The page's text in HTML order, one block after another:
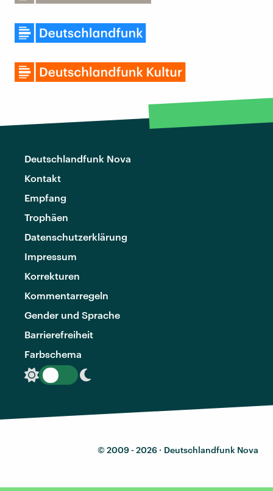
Deutschlandfunk Nova
Kontakt
Empfang
Trophäen
Datenschutzerklärung
Impressum
Korrekturen
Kommentarregeln
Gender und Sprache
Barrierefreiheit
Farbschema
© 2009 - 2026 · Deutschlandfunk Nova